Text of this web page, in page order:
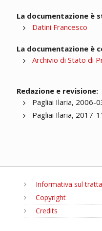
La documentazione è
Datini Francesco
La documentazione è
Archivio di Stato di
Redazione e revisione:
Pagliai Ilaria, 2006-
Pagliai Ilaria, 2017-
Informativa sul
Copyright
Credits